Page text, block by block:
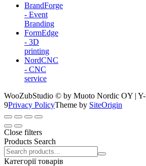
BrandForge
- Event
Branding
FormEdge
- 3D
printing
NordCNC
- CNC
service
WooZubStudio © by Muoto Nordic OY | Y-
9Privacy PolicyTheme by SiteOrigin
Close filters
Products Search
Search
products:
Категорії товарів